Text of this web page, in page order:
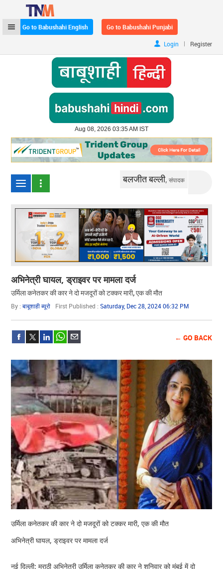
Go to Babushahi English Go to Babushahi Punjabi
Login | Register
Aug 08, 2026 03:35 AM IST
बलजीत बल्ली,संपादक
अभिनेत्री घायल, ड्राइवर पर मामला दर्ज
उर्मिला कनेतकर की कार ने दो मजदूरों को टक्कर मारी, एक की मौत
By :बाबूशाही ब्यूरो First Published :Saturday, Dec 28, 2024 06:32 PM
← GO BACK
उर्मिला कनेतकर की कार ने दो मजदूरों को टक्कर मारी, एक की मौत
अभिनेत्री घायल, ड्राइवर पर मामला दर्ज
नई दिल्ली: मराठी अभिनेत्री उर्मिला कनेतकर की कार ने शनिवार को मुंबई में दो